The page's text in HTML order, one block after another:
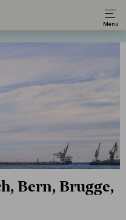
Bern, Brugge,